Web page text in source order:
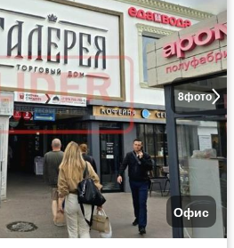
8фото
Офис